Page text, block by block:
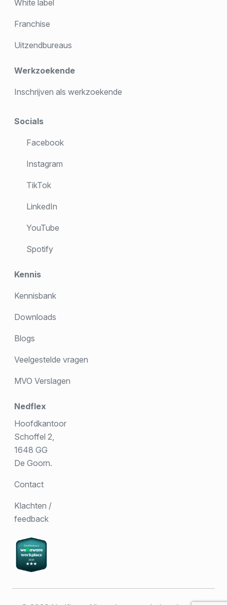
White label
Franchise
Uitzendbureaus
Werkzoekende
Inschrijven als werkzoekende
Socials
Facebook
Instagram
TikTok
LinkedIn
YouTube
Spotify
Kennis
Kennisbank
Downloads
Blogs
Veelgestelde vragen
MVO Verslagen
Nedflex
Hoofdkantoor
Schoffel 2,
1648 GG
De Goorn.
Contact
Klachten /
feedback